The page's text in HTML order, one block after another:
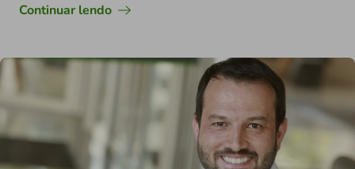
Continuar lendo